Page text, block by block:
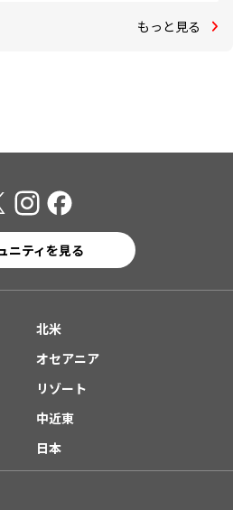
もっと見る
ニティを見る
北米
オセアニア
リゾート
中近東
日本